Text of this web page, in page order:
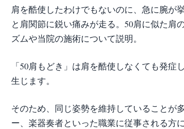
肩を酷使したわけでもないのに、急に腕が
と肩関節に鋭い痛みが走る。50肩に似た肩
ズムや当院の施術について説明。
「50肩もどき」は肩を酷使しなくても発
生じます。
そのため、同じ姿勢を維持していることが
ー、楽器奏者といった職業に従事される方